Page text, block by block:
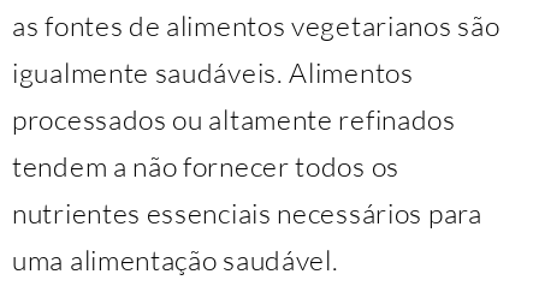
as fontes de alimentos vegetarianos são
igualmente saudáveis. Alimentos
processados ​​ou altamente refinados
tendem a não fornecer todos os
nutrientes essenciais necessários para
uma alimentação saudável.